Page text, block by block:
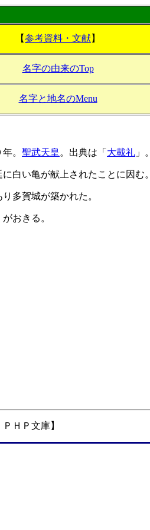
【参考資料・文献】
名字の由来のTop
名字と地名のMenu
。 聖武天皇 。出典は「 大載礼 」。
に白い亀が献上されたことに因む。
多賀城が築かれた。
がおきる。
ＨＰ文庫】